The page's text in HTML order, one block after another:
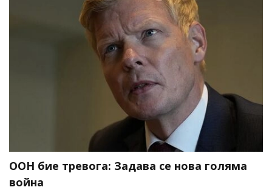
ООН бие тревога: Задава се нова голяма
война